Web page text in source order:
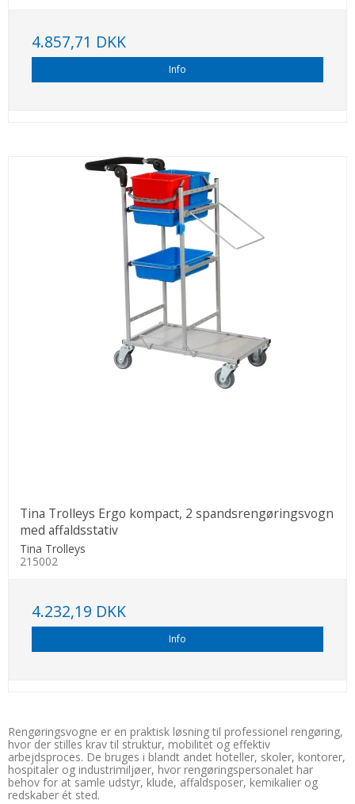
4.857,71 DKK
Info
Tina Trolleys Ergo kompact, 2 spandsrengøringsvogn
med affaldsstativ
Tina Trolleys
215002
4.232,19 DKK
Info
Rengøringsvogne er en praktisk løsning til professionel rengøring,
hvor der stilles krav til struktur, mobilitet og effektiv
arbejdsproces. De bruges i blandt andet hoteller, skoler, kontorer,
hospitaler og industrimiljøer, hvor rengøringspersonalet har
behov for at samle udstyr, klude, affaldsposer, kemikalier og
redskaber ét sted.